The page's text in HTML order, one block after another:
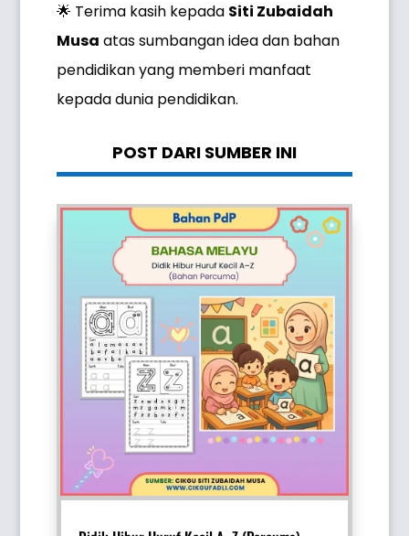
🌟 Terima kasih kepada Siti Zubaidah
Musa atas sumbangan idea dan bahan
pendidikan yang memberi manfaat
kepada dunia pendidikan.
POST DARI SUMBER INI